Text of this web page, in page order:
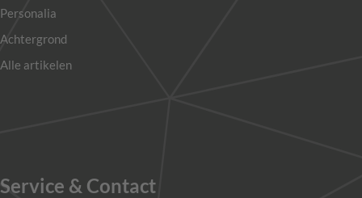
Personalia
Achtergrond
Alle artikelen
Service & Contact